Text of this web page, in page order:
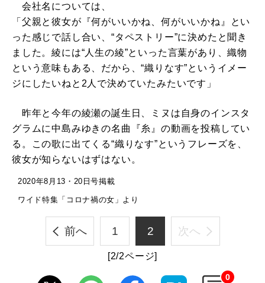
会社名については、
「父親と彼女が『何がいいかね、何がいいかね』とい
った感じで話し合い、“タペストリー”に決めたと聞き
ました。綾には“人生の綾”といった言葉があり、織物
という意味もある、だから、“織りなす”というイメー
ジにしたいねと2人で決めていたみたいです」
昨年と今年の綾瀬の誕生日、ミヌは自身のインスタ
グラムに中島みゆきの名曲『糸』の動画を投稿してい
る。この歌に出てくる“織りなす”というフレーズを、
彼女が知らないはずはない。
2020年8月13・20日号掲載
ワイド特集「コロナ禍の女」より
前へ 1 2 次へ
[2/2ページ]
0